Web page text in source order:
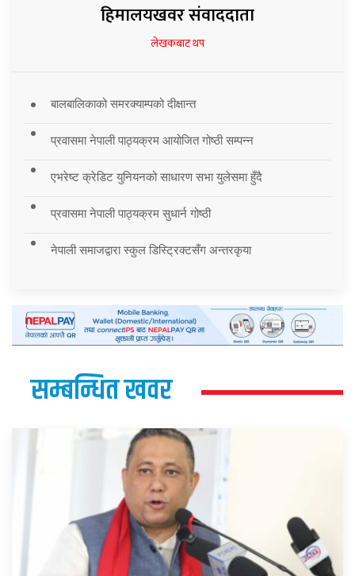
हिमालयखवर संवाददाता
लेखकबाट थप
बालबालिकाको समरक्याम्पको दीक्षान्त
प्रवासमा नेपाली पाठ्यक्रम आयोजित गोष्ठी सम्पन्न
एभरेष्ट क्रेडिट युनियनको साधारण सभा युलेसमा हुँदै
प्रवासमा नेपाली पाठ्यक्रम सुधार्न गोष्ठी
नेपाली समाजद्वारा स्कुल डिस्ट्रिक्टसँग अन्तरकृया
सम्बन्धित खवर